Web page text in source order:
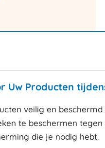
Uw Producten
veilig en
te beschermen
die je nodig hebt.